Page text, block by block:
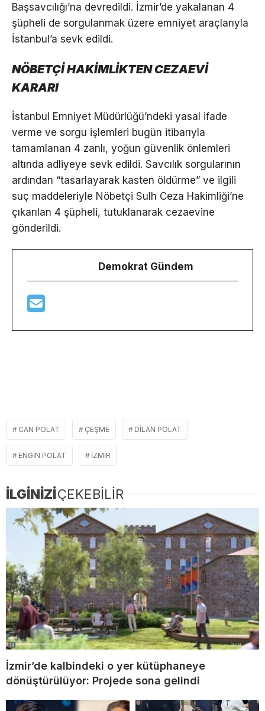
Başsavcılığı’na devredildi. İzmir’de yakalanan 4
şüpheli de sorgulanmak üzere emniyet araçlarıyla
İstanbul’a sevk edildi.
NÖBETÇİ HAKİMLİKTEN CEZAEVİ
KARARI
İstanbul Emniyet Müdürlüğü’ndeki yasal ifade
verme ve sorgu işlemleri bugün itibarıyla
tamamlanan 4 zanlı, yoğun güvenlik önlemleri
altında adliyeye sevk edildi. Savcılık sorgularının
ardından “tasarlayarak kasten öldürme” ve ilgili
suç maddeleriyle Nöbetçi Sulh Ceza Hakimliği’ne
çıkarılan 4 şüpheli, tutuklanarak cezaevine
gönderildi.
Demokrat Gündem
CAN POLAT ÇEŞME DILAN POLAT
ENGIN POLAT IZMIR
İLGİNİZİÇEKEBİLİR
İzmir’de kalbindeki o yer kütüphaneye
dönüştürülüyor: Projede sona gelindi